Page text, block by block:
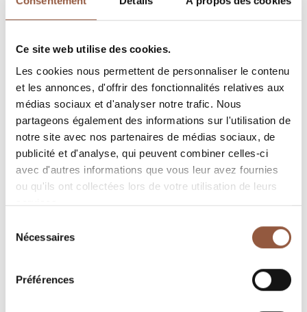
Ce site web utilise des cookies.
Les cookies nous permettent de personnaliser le contenu
et les annonces, d'offrir des fonctionnalités relatives aux
médias sociaux et d'analyser notre trafic. Nous
partageons également des informations sur l'utilisation de
notre site avec nos partenaires de médias sociaux, de
publicité et d'analyse, qui peuvent combiner celles-ci
avec d'autres informations que vous leur avez fournies
ou qu'ils ont collectées lors de votre utilisation de leurs
services.
Nécessaires
Préférences
Volume et tension
lieu-dit «Les Grands Champs», entourée de
Pouilly-Fuissé
Le sol est composé de Marnes Calcaires, où se
plaisent les chardons, un vin magnifique, bouquet
explosif, gourmand et une belle tension naturelle
due au calcaire
CULTURE
Age des vignes : 35 ans